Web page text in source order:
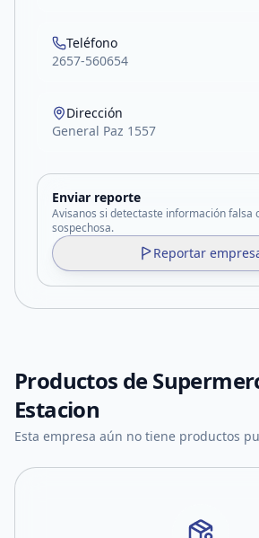
Teléfono
2657-560654
Dirección
General Paz 1557
Enviar reporte
Avisanos si detectaste información falsa
sospechosa.
Reportar
Productos de
Estacion
Esta empresa aún no tiene productos